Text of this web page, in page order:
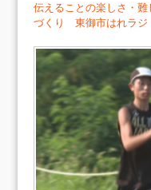
伝えることの楽しさ・
づくり 東御市はれラジ